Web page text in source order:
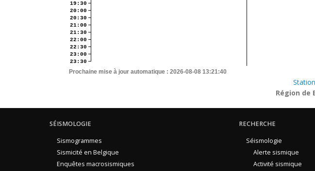
19:30
20:00
20:30
21:00
21:30
22:00
22:30
23:00
23:30
Prochaine mise à jour automatique : 2026-08-08 13:21:40
Région de
SÉISMOLOGIE
Sismogrammes
Sismicité en Belgique
Enquêtes macrosismiques
RECHERCHE
Séismologie
Alerte sismique
Activité sismique